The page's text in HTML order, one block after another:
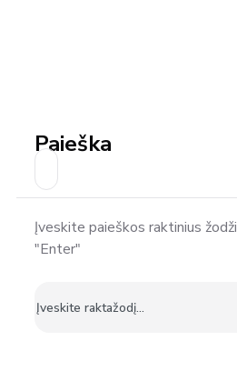
Paieška
Įveskite paieškos raktinius
"Enter"